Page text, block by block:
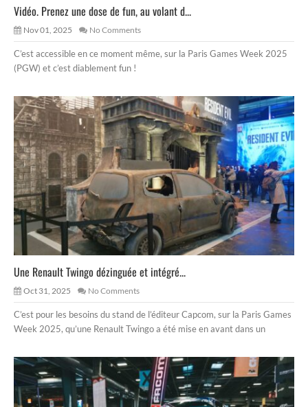
Vidéo. Prenez une dose de fun, au volant d...
Nov 01, 2025 No Comments
C’est accessible en ce moment même, sur la Paris Games Week 2025
(PGW) et c’est diablement fun !
Une Renault Twingo dézinguée et intégré...
Oct 31, 2025 No Comments
C’est pour les besoins du stand de l’éditeur Capcom, sur la Paris Games
Week 2025, qu’une Renault Twingo a été mise en avant dans un